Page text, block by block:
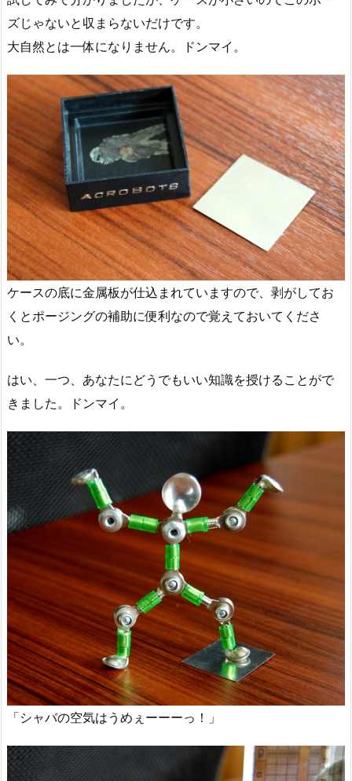
ズじゃないと収まらないだけです。
大自然とは一体になりません。ドンマイ。
ケースの底に金属板が仕込まれていますので、剥がしてお
くとポージングの補助に便利なので覚えておいてくださ
い。
はい、一つ、あなたにどうでもいい知識を授けることがで
きました。ドンマイ。
「シャバの空気はうめぇーーーっ！」